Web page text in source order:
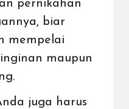
pernikahan
biar
mempelai
maupun
juga harus